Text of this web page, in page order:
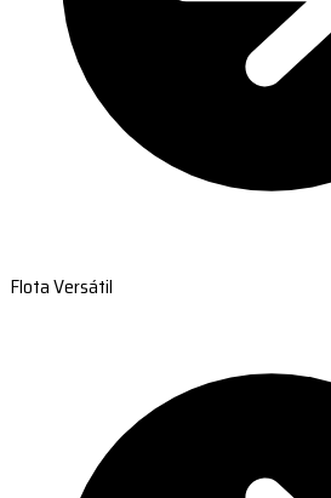
Flota Versátil